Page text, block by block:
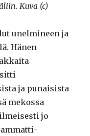
Kuva (c)
unelmineen ja
Hänen
ja punaisista
mekossa
jo